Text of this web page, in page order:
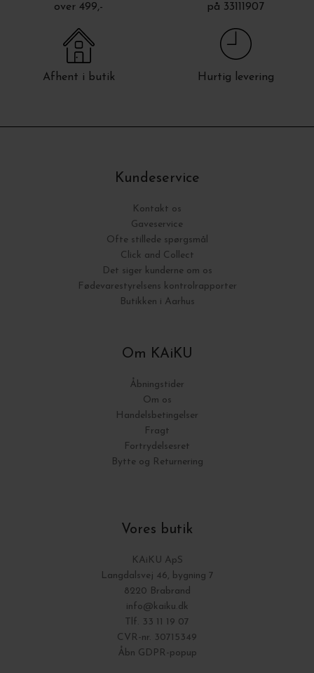
over 499,-
på 33111907
Afhent i butik Hurtig levering
Kundeservice
Kontakt os
Gaveservice
Ofte stillede spørgsmål
Click and Collect
Det siger kunderne om os
Fødevarestyrelsens kontrolrapporter
Butikken i Aarhus
Om KAiKU
Åbningstider
Om os
Handelsbetingelser
Fragt
Fortrydelsesret
Bytte og Returnering
Vores butik
KAiKU ApS
Langdalsvej 46, bygning 7
8220 Brabrand
info@kaiku.dk
Tlf. 33 11 19 07
CVR-nr. 30715349
Åbn GDPR-popup